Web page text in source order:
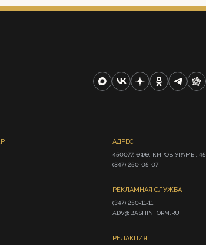
АДРЕС
450077, ӨФӨ, КИРОВ УРАМЫ, 45
(347) 250-05-07
РЕКЛАМНАЯ СЛУЖБА
(347) 250-11-11
ADV@BASHINFORM.RU
РЕДАКЦИЯ